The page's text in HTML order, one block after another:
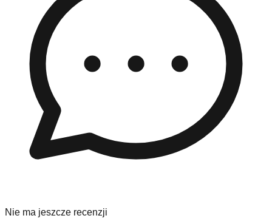
Nie ma jeszcze recenzji